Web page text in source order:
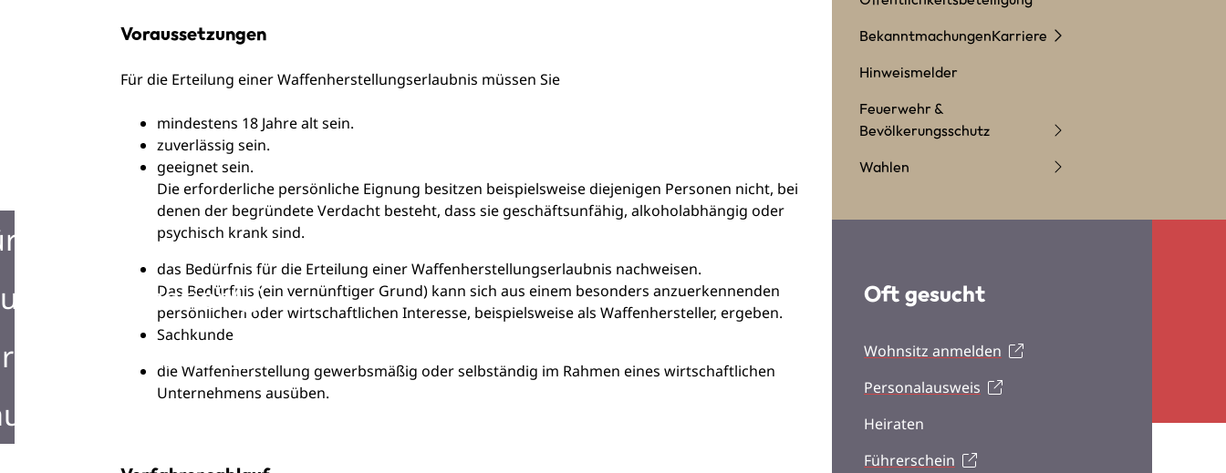
Information
in Mosbach
in Mosbach
Voraussetzungen
Für die Erteilung einer Waffenherstellungserlaubnis müssen Sie
mindestens 18 Jahre alt sein.
zuverlässig sein.
geeignet sein.
Die erforderliche persönliche Eignung besitzen beispielsweise diejenigen Personen nicht, bei
denen der begründete Verdacht besteht, dass sie geschäftsunfähig, alkoholabhängig oder
psychisch krank sind.
das Bedürfnis für die Erteilung einer Waffenherstellungserlaubnis nachweisen.
Das Bedürfnis (ein vernünftiger Grund) kann sich aus einem besonders anzuerkennenden
persönlichen oder wirtschaftlichen Interesse, beispielsweise als Waffenhersteller, ergeben.
Sachkunde
die Waffenherstellung gewerbsmäßig oder selbständig im Rahmen eines wirtschaftlichen
Unternehmens ausüben.
BekanntmachungenKarriere
Hinweismelder
Feuerwehr &
Bevölkerungsschutz
Wahlen
Oft gesucht
Wohnsitz anmelden
Personalausweis
Heiraten
Führerschein